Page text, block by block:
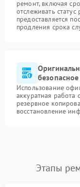
ремонт, включая
отслеживать
предоставляется
продления срока
Использование
аккуратная работа
резервное
восстановление
Этапы